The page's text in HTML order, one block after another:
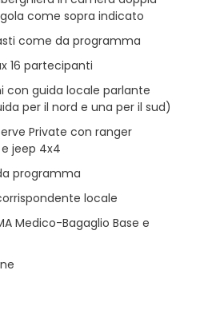
come sopra indicato
come da programma
16 partecipanti
con guida locale parlante
per il nord e una per il sud)
Private con ranger
jeep 4x4
programma
locale
Medico-Bagaglio Base e